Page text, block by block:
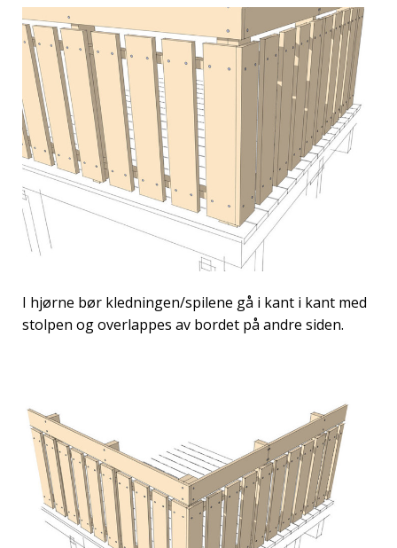
I hjørne bør kledningen/spilene gå i kant i kant med
stolpen og overlappes av bordet på andre siden.